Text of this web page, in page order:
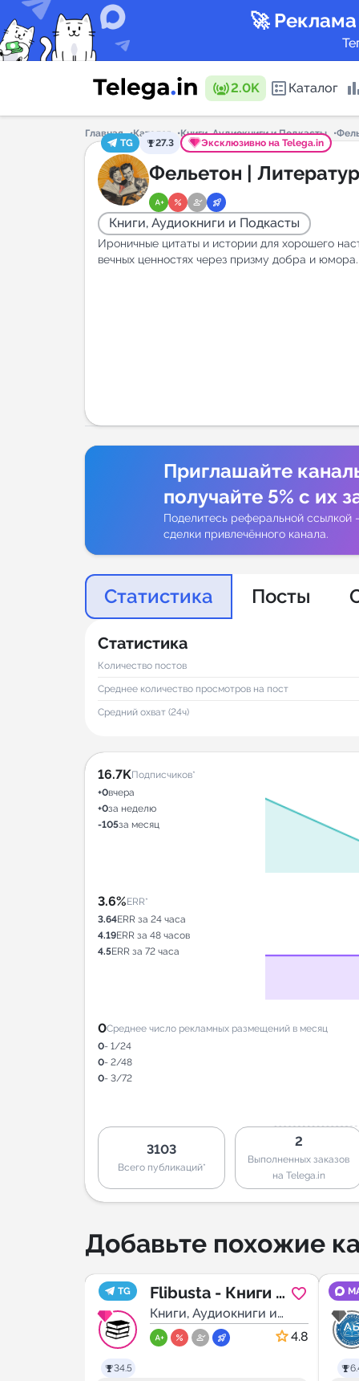
🚀
2.0K Каталог
Каталог
Горящие
Главная Каталог Книги, Аудиокниги и Подкасты
TG
27.3 Эксклюзивно на Telega.in
Фельетон |
Книги, Аудиокниги и Подкасты
Ироничные цитаты и истории для хорошего
вечных ценностях через призму добра и юмора.
Приглашайте
получайте 5% с их
Поделитесь реферальной ссылкой
сделки привлечённого канала.
Статистика Посты
Статистика
Количество постов
Среднее количество просмотров на пост
Средний охват (24ч)
16.7KПодписчиков*
+0вчера
+0за неделю
-105за месяц
3.6%ERR*
3.64ERR за 24 часа
4.19ERR за 48 часов
4.5ERR за 72 часа
0Среднее число рекламных размещений в месяц
0- 1/24
0- 2/48
0- 3/72
3103
Всего публикаций*
2
Выполненных заказов
на Telega.in
Добавьте похожие
TG
34.5
Flibusta - Книги и
Аудиокниги
Книги, Аудиокниги и
Подкасты
4.8